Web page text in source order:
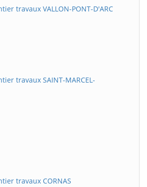
travaux VALLON-PONT-D'ARC
travaux SAINT-MARCEL-
travaux CORNAS